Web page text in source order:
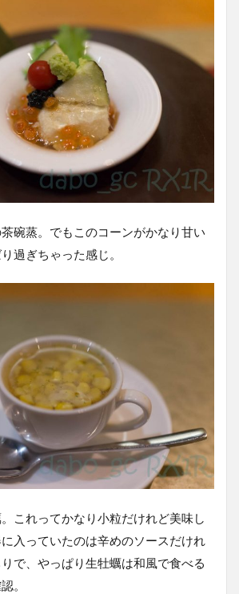
碗蒸。でもこのコーンがかなり甘い
過ぎちゃった感じ。
これってかなり小粒だけれど美味し
入っていたのは辛めのソースだけれ
で、やっぱり生牡蠣は和風で食べる
。